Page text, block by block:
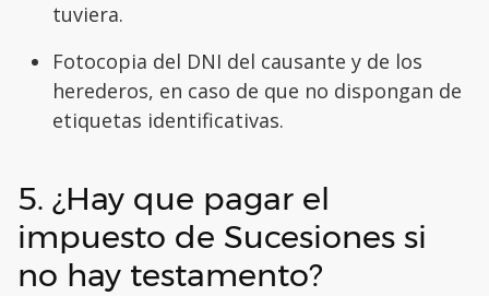
tuviera.
Fotocopia del DNI del causante y de los
herederos, en caso de que no dispongan de
etiquetas identificativas.
5. ¿Hay que pagar el
impuesto de Sucesiones si
no hay testamento?